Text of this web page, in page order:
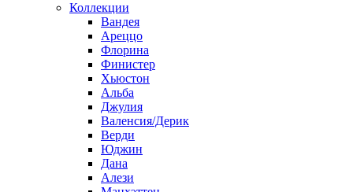
Коллекции
Вандея
Ареццо
Флорина
Финистер
Хьюстон
Альба
Джулия
Валенсия/Дерик
Верди
Юджин
Дана
Алези